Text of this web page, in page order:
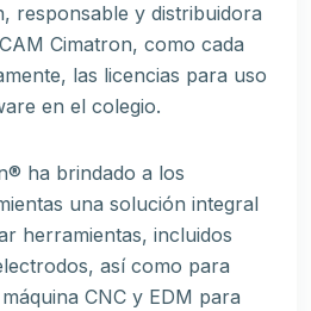
responsable y distribuidora
Cimatron, como cada
las licencias para uso
en el colegio.
ha brindado a los
una solución integral
herramientas, incluidos
así como para
CNC y EDM para